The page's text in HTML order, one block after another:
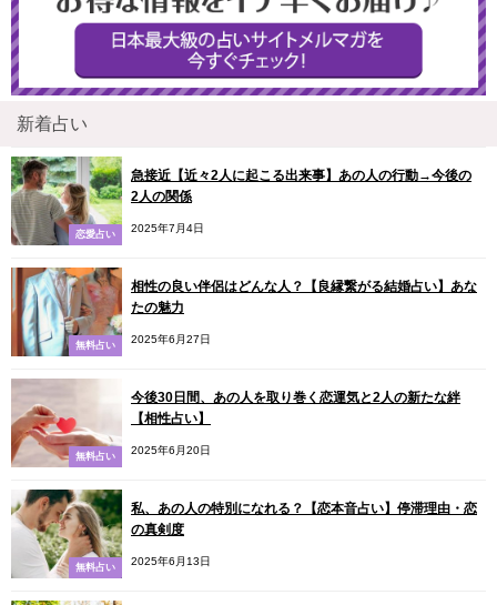
新着占い
恋愛占い
急接近【近々2人に起こる出来事】あの人の行動→今後の
2人の関係
2025年7月4日
無料占い
相性の良い伴侶はどんな人？【良縁繋がる結婚占い】あな
たの魅力
2025年6月27日
無料占い
今後30日間、あの人を取り巻く恋運気と2人の新たな絆
【相性占い】
2025年6月20日
無料占い
私、あの人の特別になれる？【恋本音占い】停滞理由・恋
の真剣度
2025年6月13日